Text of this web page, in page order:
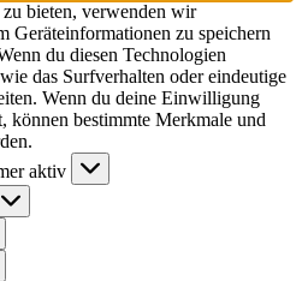
bieten, verwenden wir
Geräteinformationen zu speichern
du diesen Technologien
das Surfverhalten oder eindeutige
Wenn du deine Einwilligung
können bestimmte Merkmale und
aktiv